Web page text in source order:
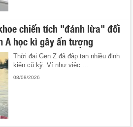
chiến tích "đánh lừa" đối
học kì gây ấn tượng
Thời đại Gen Z đã đập tan nhiều định
kiến cũ kỹ. Ví như việc ...
08/08/2026